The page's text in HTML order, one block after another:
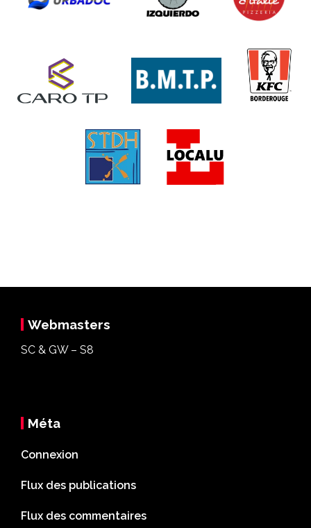
Webmasters
SC & GW – S8
Méta
Connexion
Flux des publications
Flux des commentaires